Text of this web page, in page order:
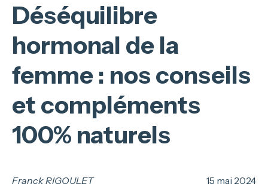
Déséquilibre
hormonal de la
femme : nos conseils
et compléments
100% naturels
Franck RIGOULET 15 mai 2024